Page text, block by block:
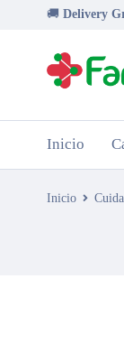
🚚 Delivery
Inicio
Inicio